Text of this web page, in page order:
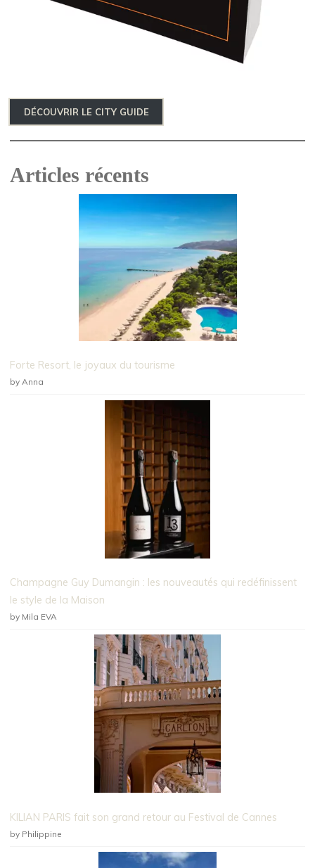
DÉCOUVRIR LE CITY GUIDE
Articles récents
Forte Resort, le joyaux du tourisme
by Anna
Champagne Guy Dumangin : les nouveautés qui redéfinissent
le style de la Maison
by Mila EVA
KILIAN PARIS fait son grand retour au Festival de Cannes
by Philippine